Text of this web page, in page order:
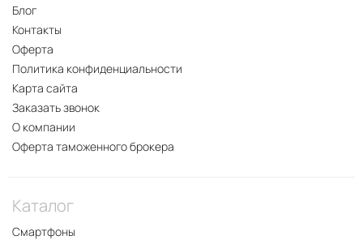
Блог
Контакты
Оферта
Политика конфиденциальности
Карта сайта
Заказать звонок
О компании
Оферта таможенного брокера
Каталог
Смартфоны